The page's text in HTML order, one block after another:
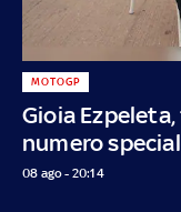
Gioia
numero
MOTOGP
08 ago - 20:14